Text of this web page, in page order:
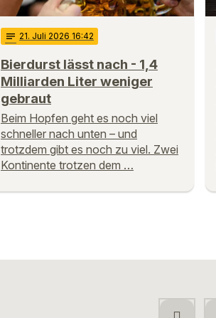
notes 21. Juli 2026 16:42
Bierdurst lässt nach - 1,4
Milliarden Liter weniger
gebraut
Beim Hopfen geht es noch viel
schneller nach unten – und
trotzdem gibt es noch zu viel. Zwei
Kontinente trotzen dem …